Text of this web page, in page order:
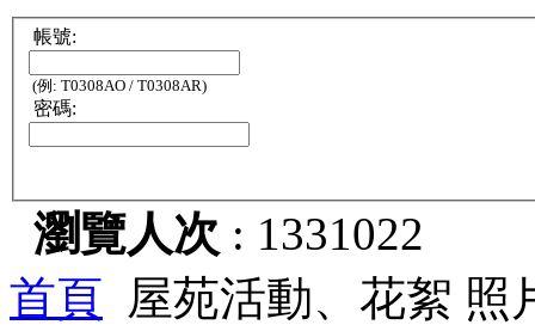
帳號:
(例: T0308AO / T0308AR)
密碼:
瀏覽人次 : 1331022
首頁 屋苑活動、花絮 照